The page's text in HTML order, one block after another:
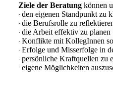
Ziele der Beratung können
· den eigenen Standpunkt zu
· die Berufsrolle zu
· die Arbeit effektiv zu planen
· Konflikte mit KollegInnen
· Erfolge und Misserfolge in
· persönliche Kraftquellen zu
· eigene Möglichkeiten